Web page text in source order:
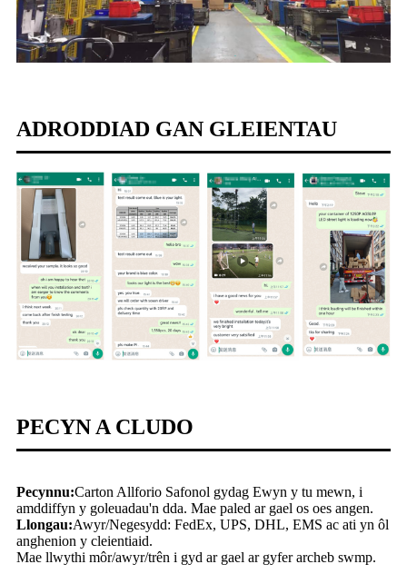
ADRODDIAD GAN GLEIENTAU
PECYN A CLUDO
Pecynnu:Carton Allforio Safonol gydag Ewyn y tu mewn, i
amddiffyn y goleuadau'n dda. Mae paled ar gael os oes angen.
Llongau:Awyr/Negesydd: FedEx, UPS, DHL, EMS ac ati yn ôl
anghenion y cleientiaid.
Mae llwythi môr/awyr/trên i gyd ar gael ar gyfer archeb swmp.